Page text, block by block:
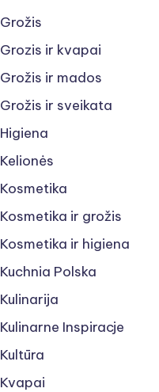
Grožis
Grozis ir kvapai
Grožis ir mados
Grožis ir sveikata
Higiena
Kelionės
Kosmetika
Kosmetika ir grožis
Kosmetika ir higiena
Kuchnia Polska
Kulinarija
Kulinarne Inspiracje
Kultūra
Kvapai